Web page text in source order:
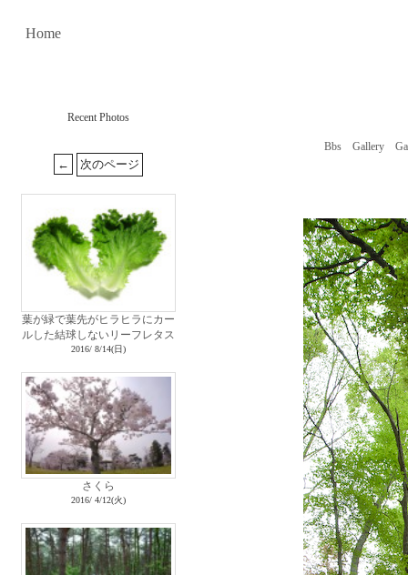
Home
Recent Photos
葉が緑で葉先がヒラヒラにカー
ルした結球しないリーフレタス
2016/ 8/14(日)
さくら
2016/ 4/12(火)
Bbs Gallery